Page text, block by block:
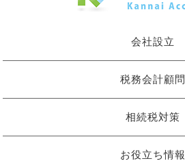
会社設立
税務会計顧問
相続税対策
お役立ち情報